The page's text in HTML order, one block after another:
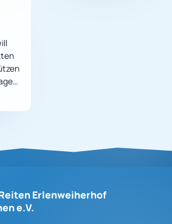
Erlenweiherhof
e.V.